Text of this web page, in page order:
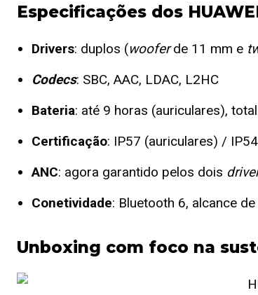
Especificações dos
Drivers: duplos (wooferde 11 mm e
Codecs: SBC, AAC, LDAC, L2HC
Bateria: até 9 horas (auriculares),
Certificação: IP57 (auriculares) /
ANC: agora garantido pelos dois
Conetividade: Bluetooth 6, alcance
Unboxing com foco na